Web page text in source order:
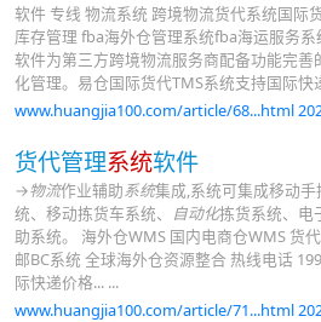
软件 专线 物流系统 跨境物流货代系统国际
库存管理 fba海外仓管理系统fba海运服务
软件为第三方跨境物流服务商配备功能完善
化管理。易仓国际货代TMS系统支持国际快
www.huangjia100.com/article/68...html
货代管理系统软件
→物流作业辅助系统集成,系统可集成移动
统、移动拣货车系统、
自动化拣货系统、电
助系统。 海外仓WMS 国内电商仓WMS 货
邮BC系统 全球海外仓资源整合 热线电话
际快递价格... ...
www.huangjia100.com/article/71...html